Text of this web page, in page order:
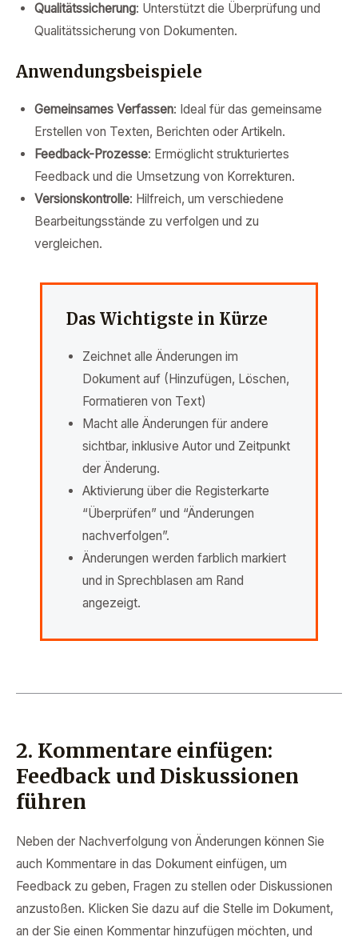
Qualitätssicherung: Unterstützt die Überprüfung und
Qualitätssicherung von Dokumenten.
Anwendungsbeispiele
Gemeinsames Verfassen: Ideal für das gemeinsame
Erstellen von Texten, Berichten oder Artikeln.
Feedback-Prozesse: Ermöglicht strukturiertes
Feedback und die Umsetzung von Korrekturen.
Versionskontrolle: Hilfreich, um verschiedene
Bearbeitungsstände zu verfolgen und zu
vergleichen.
Das Wichtigste in Kürze
Zeichnet alle Änderungen im
Dokument auf (Hinzufügen, Löschen,
Formatieren von Text)
Macht alle Änderungen für andere
sichtbar, inklusive Autor und Zeitpunkt
der Änderung.
Aktivierung über die Registerkarte
“Überprüfen” und “Änderungen
nachverfolgen”.
Änderungen werden farblich markiert
und in Sprechblasen am Rand
angezeigt.
2. Kommentare einfügen:
Feedback und Diskussionen
führen
Neben der Nachverfolgung von Änderungen können Sie
auch Kommentare in das Dokument einfügen, um
Feedback zu geben, Fragen zu stellen oder Diskussionen
anzustoßen. Klicken Sie dazu auf die Stelle im Dokument,
an der Sie einen Kommentar hinzufügen möchten, und